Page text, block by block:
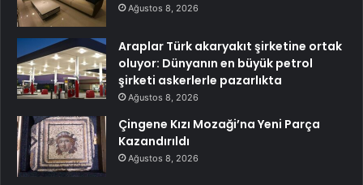
Ağustos 8, 2026
Araplar Türk akaryakıt şirketine ortak
oluyor: Dünyanın en büyük petrol
şirketi askerlerle pazarlıkta
Ağustos 8, 2026
Çingene Kızı Mozaği’na Yeni Parça
Kazandırıldı
Ağustos 8, 2026